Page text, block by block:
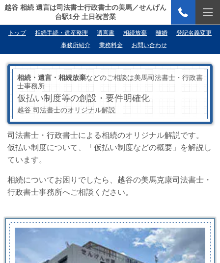
越谷 相続 遺言は司法書士行政書士の美馬／せんげん
台駅1分 土日祝営業
トップ 相続手続・遺産整理 遺言書 相続放棄 離婚
登記名義変更
事務所紹介
業務料金 お問い合わせ
相続・遺言・相続放棄などのご相談は美馬司法書士・行政書
士事務所
仮払い制度等の創設・要件明確化
越谷 司法書士のオリジナル解説
司法書士・行政書士による相続のオリジナル解説です。
仮払い制度について、「仮払い制度などの概要」を解説し
ています。
相続についてお困りでしたら、越谷の美馬克康司法書士・
行政書士事務所へご相談ください。